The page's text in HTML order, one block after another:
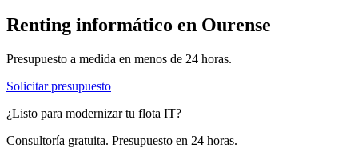
Renting informático en Ourense
Presupuesto a medida en menos de 24 horas.
Solicitar presupuesto
¿Listo para modernizar tu flota IT?
Consultoría gratuita. Presupuesto en 24 horas.